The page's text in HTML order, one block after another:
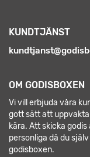
KUNDTJÄNST
OM GODISBOXEN
Vi vill erbjuda våra
gott sätt att
kära. Att skicka
personliga då du
godisboxen.